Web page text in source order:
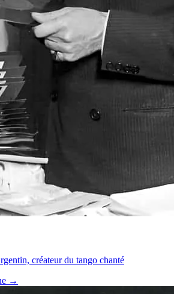
créateur du tango chanté
→